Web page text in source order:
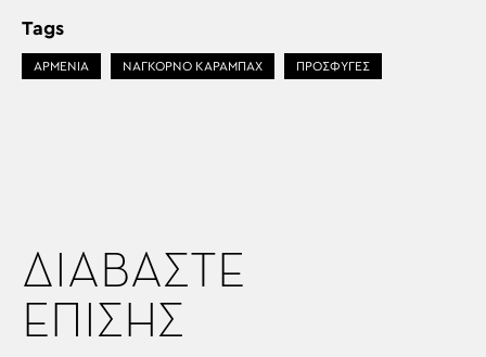
Tags
ΑΡΜΕΝΙΑ ΝΑΓΚΌΡΝΟ ΚΑΡΑΜΠΆΧ ΠΡΟΣΦΥΓΕΣ
ΔΙΑΒΑΣΤΕ
ΕΠΙΣΗΣ